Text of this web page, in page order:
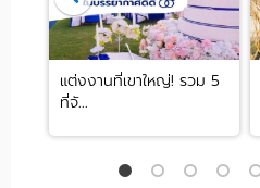
แต่งงานที่เขาใหญ่! รวม 5
ที่จั...